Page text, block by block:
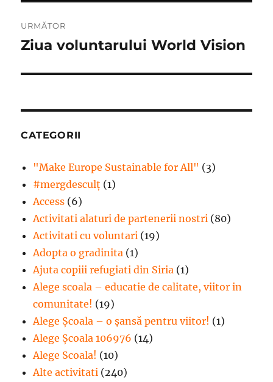
URMĂTOR
Articolul
Ziua voluntarului World Vision
CATEGORII
"Make Europe Sustainable for All" (3)
#mergdesculţ (1)
Access (6)
Activitati alaturi de partenerii nostri (80)
Activitati cu voluntari (19)
Adopta o gradinita (1)
Ajuta copiii refugiati din Siria (1)
Alege scoala – educatie de calitate, viitor in
comunitate! (19)
Alege Şcoala – o şansă pentru viitor! (1)
Alege Școala 106976 (14)
Alege Scoala! (10)
Alte activitati (240)